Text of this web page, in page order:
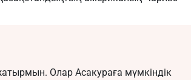
Олар Асакураға мүмкіндік